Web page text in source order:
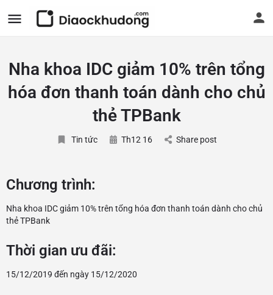
Nha khoa IDC giảm 10% trên tổng
hóa đơn thanh toán dành cho chủ
thẻ TPBank
Tin tức Th12 16 Share post
Chương trình:
Nha khoa IDC giảm 10% trên tổng hóa đơn thanh toán dành cho chủ
thẻ TPBank
Thời gian ưu đãi:
15/12/2019 đến ngày 15/12/2020